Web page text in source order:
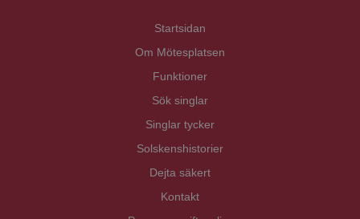
Startsidan
Om Mötesplatsen
Funktioner
Sök singlar
Singlar tycker
Solskenshistorier
Dejta säkert
Kontakt